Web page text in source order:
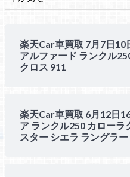
楽天Car車買取 7月7日10
アルファード ランクル
クロス 911
楽天Car車買取 6月12日
ア ランクル250 カローラ
スター シエラ ラングラー